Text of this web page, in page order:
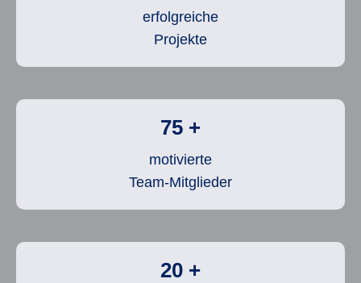
erfolgreiche
Projekte
75 +
motivierte
Team-Mitglieder
20 +